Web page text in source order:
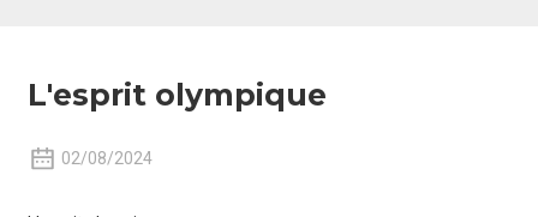
L'esprit olympique
02/08/2024